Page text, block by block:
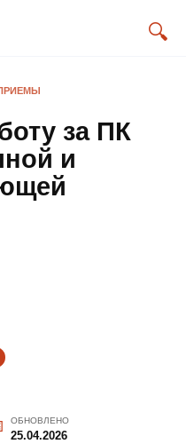
за ПК
и
ОБНОВЛЕНО
25.04.2026